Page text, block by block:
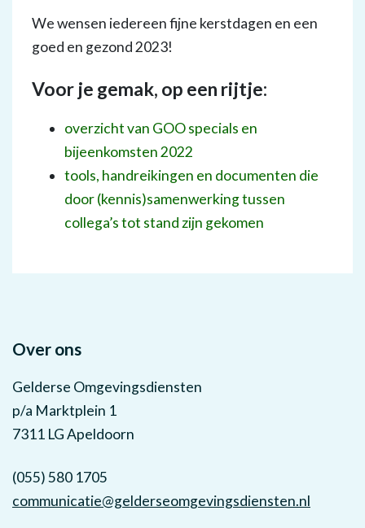
We wensen iedereen fijne kerstdagen en een
goed en gezond 2023!
Voor je gemak, op een rijtje:
overzicht van GOO specials en
bijeenkomsten 2022
tools, handreikingen en documenten die
door (kennis)samenwerking tussen
collega’s tot stand zijn gekomen
Over ons
Gelderse Omgevingsdiensten
p/a Marktplein 1
7311 LG Apeldoorn
(055) 580 1705
communicatie@gelderseomgevingsdiensten.nl